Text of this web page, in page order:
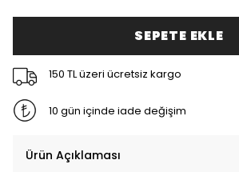
SEPETE EKLE
150 TL üzeri ücretsiz kargo
10 gün içinde iade değişim
Ürün Açıklaması